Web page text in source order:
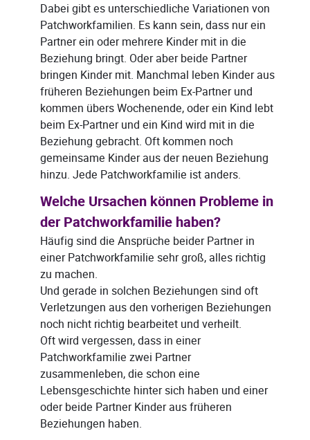
Dabei gibt es unterschiedliche Variationen von
Patchworkfamilien. Es kann sein, dass nur ein
Partner ein oder mehrere Kinder mit in die
Beziehung bringt. Oder aber beide Partner
bringen Kinder mit. Manchmal leben Kinder aus
früheren Beziehungen beim Ex-Partner und
kommen übers Wochenende, oder ein Kind lebt
beim Ex-Partner und ein Kind wird mit in die
Beziehung gebracht. Oft kommen noch
gemeinsame Kinder aus der neuen Beziehung
hinzu. Jede Patchworkfamilie ist anders.
Welche Ursachen können Probleme in
der Patchworkfamilie haben?
Häufig sind die Ansprüche beider Partner in
einer Patchworkfamilie sehr groß, alles richtig
zu machen.
Und gerade in solchen Beziehungen sind oft
Verletzungen aus den vorherigen Beziehungen
noch nicht richtig bearbeitet und verheilt.
Oft wird vergessen, dass in einer
Patchworkfamilie zwei Partner
zusammenleben, die schon eine
Lebensgeschichte hinter sich haben und einer
oder beide Partner Kinder aus früheren
Beziehungen haben.